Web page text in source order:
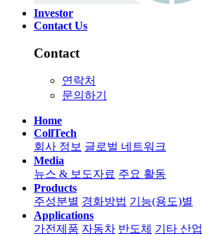
Investor
Contact Us
Contact
연락처
문의하기
Home
CollTech
회사 정보 글로벌 네트워크
Media
뉴스 & 보도자료 주요 활동
Products
주성분별 경화방법 기능(용도)별
Applications
가전제품 자동차 반도체 기타 산업